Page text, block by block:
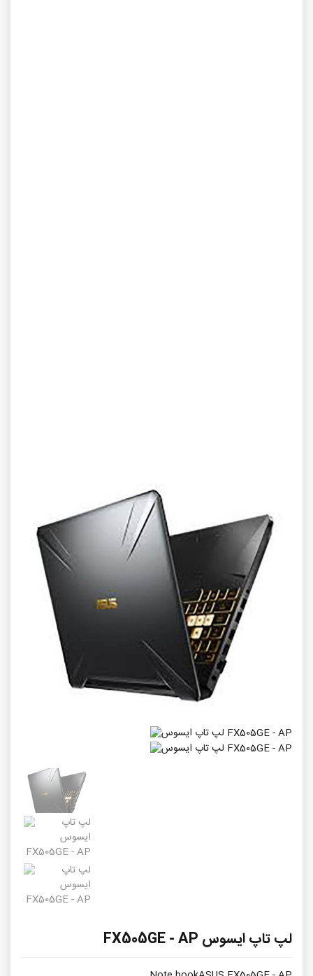
لپ تاپ ایسوس FX505GE - AP